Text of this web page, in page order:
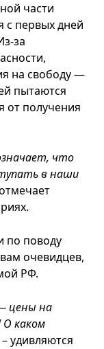
части
с первых дней
за
на свободу —
пытаются
от получения
что
в наши
по поводу
очевидцев,
РФ.
цены на
О каком
– удивляются